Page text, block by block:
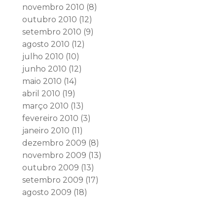
novembro 2010 (8)
outubro 2010 (12)
setembro 2010 (9)
agosto 2010 (12)
julho 2010 (10)
junho 2010 (12)
maio 2010 (14)
abril 2010 (19)
março 2010 (13)
fevereiro 2010 (3)
janeiro 2010 (11)
dezembro 2009 (8)
novembro 2009 (13)
outubro 2009 (13)
setembro 2009 (17)
agosto 2009 (18)